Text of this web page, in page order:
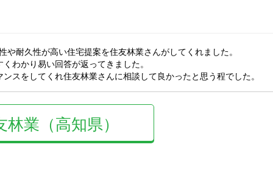
耐久性が高い住宅提案を住友林業さんがしてくれました。
わかり易い回答が返ってきました。
スをしてくれ住友林業さんに相談して良かったと思う程でした。
林業（高知県）